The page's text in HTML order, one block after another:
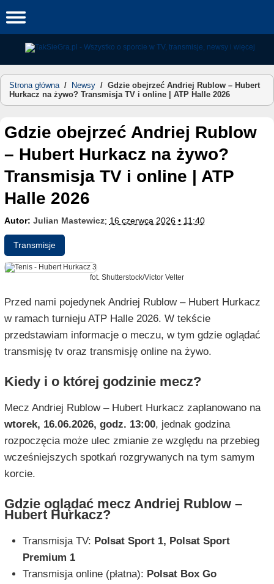
to
Strona główna/ Newsy / Gdzie obejrzeć Andriej Rublow – Hubert
Hurkacz na żywo? Transmisja TV i online | ATP Halle 2026
Gdzie obejrzeć Andriej Rublow
– Hubert Hurkacz na żywo?
Transmisja TV i online | ATP
Halle 2026
Autor: Julian Mastewicz; 16 czerwca 2026 • 11:40
Transmisje
fot. Shutterstock/Victor Velter
Przed nami pojedynek Andriej Rublow – Hubert Hurkacz
w ramach turnieju ATP Halle 2026. W tekście
przedstawiam informacje o meczu, w tym gdzie oglądać
transmisję tv oraz transmisję online na żywo.
Kiedy i o której godzinie mecz?
Mecz Andriej Rublow – Hubert Hurkacz zaplanowano na
wtorek, 16.06.2026, godz. 13:00, jednak godzina
rozpoczęcia może ulec zmianie ze względu na przebieg
wcześniejszych spotkań rozgrywanych na tym samym
korcie.
Gdzie oglądać mecz Andriej Rublow –
Hubert Hurkacz?
Transmisja TV: Polsat Sport 1, Polsat Sport
Premium 1
Transmisja online (płatna): Polsat Box Go